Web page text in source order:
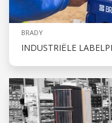
BRADY
INDUSTRIËLE